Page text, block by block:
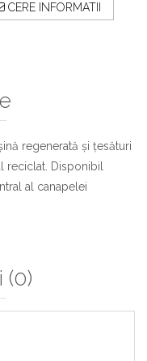
CERE INFORMATII
regenerată și țesături
reciclat. Disponibil
al canapelei
(0)